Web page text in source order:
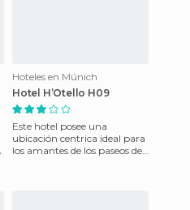
Hoteles en Múnich
Hotel H’Otello H09
Este hotel posee una
ubicación centrica ideal para
los amantes de los paseos de